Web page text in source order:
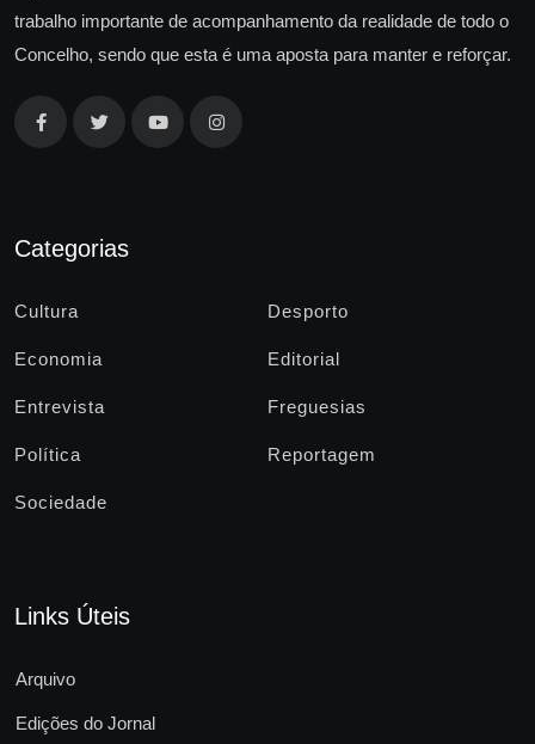
trabalho importante de acompanhamento da realidade de todo o
Concelho, sendo que esta é uma aposta para manter e reforçar.
Categorias
Cultura Desporto
Economia Editorial
Entrevista Freguesias
Política Reportagem
Sociedade
Links Úteis
Arquivo
Edições do Jornal